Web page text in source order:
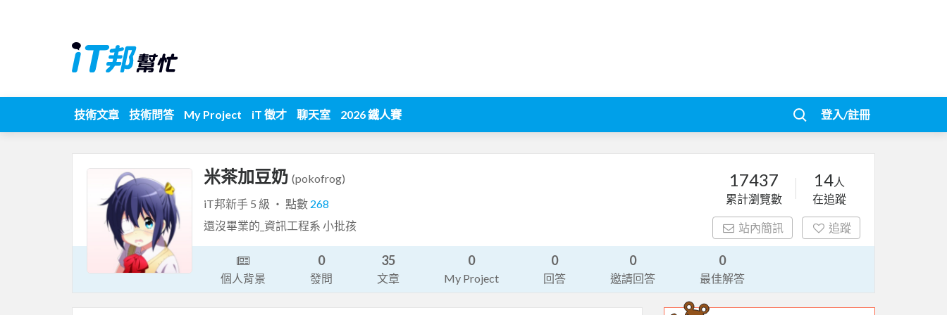
技術文章 技術問答 My Project iT 徵才 聊天室 2026 鐵人賽 登入/註冊
米茶加豆奶 (pokofrog)
iT邦新手 5 級 ‧ 點數 268
還沒畢業的_資訊工程系 小批孩
17437
累計瀏覽數
14人
在追蹤
站內簡訊 追蹤
個人背景
0
發問
35
文章
0
My Project
0
回答
0
邀請回答
0
最佳解答